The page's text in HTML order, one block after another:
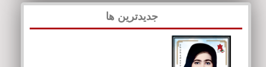
جدیدترین ها